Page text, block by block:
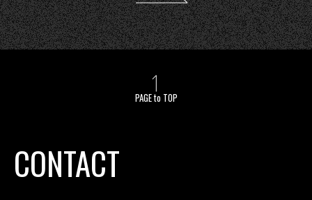
PAGE to TOP
CONTACT